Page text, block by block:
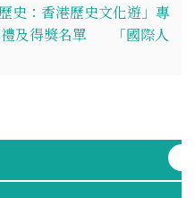
史：香港歷史文化遊」專
及得獎名單
「國際人